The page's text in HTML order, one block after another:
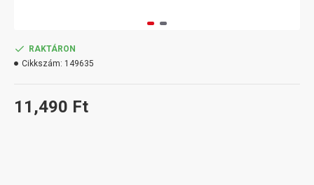
11,490 Ft
RAKTÁRON
Cikkszám: 149635